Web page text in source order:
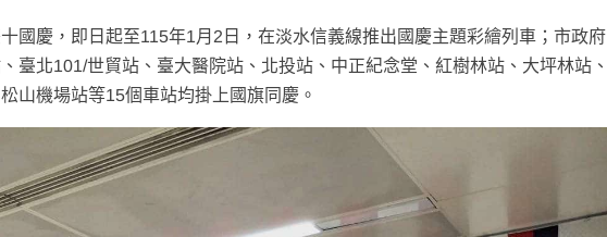
國慶，即日起至115年1月2日，在淡水信義線推出國慶主題彩繪列車；市政府
臺北101/世貿站、臺大醫院站、北投站、中正紀念堂、紅樹林站、大坪林站、
山機場站等15個車站均掛上國旗同慶。